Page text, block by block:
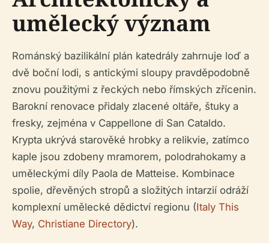
umělecký význam
Románský bazilikální plán katedrály zahrnuje loď a
dvě boční lodi, s antickými sloupy pravděpodobně
znovu použitými z řeckých nebo římských zřícenin.
Barokní renovace přidaly zlacené oltáře, štuky a
fresky, zejména v Cappellone di San Cataldo.
Krypta ukrývá starověké hrobky a relikvie, zatímco
kaple jsou zdobeny mramorem, polodrahokamy a
uměleckými díly Paola de Matteise. Kombinace
spolie, dřevěných stropů a složitých intarzií odráží
komplexní umělecké dědictví regionu (Italy This
Way, Christiane Directory).